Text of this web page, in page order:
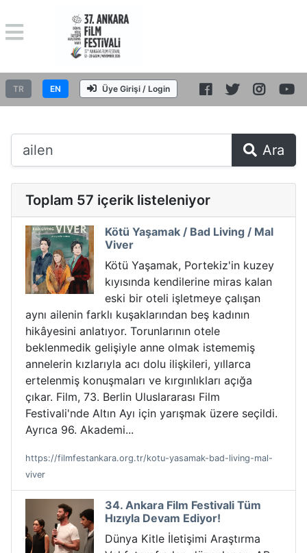
TR EN Üye Girişi / Login
Ara
Toplam 57 içerik listeleniyor
Kötü Yaşamak / Bad Living / Mal
Viver
Kötü Yaşamak, Portekiz'in kuzey
kıyısında kendilerine miras kalan
eski bir oteli işletmeye çalışan
aynı ailenin farklı kuşaklarından beş kadının
hikâyesini anlatıyor. Torunlarının otele
beklenmedik gelişiyle anne olmak istememiş
annelerin kızlarıyla acı dolu ilişkileri, yıllarca
ertelenmiş konuşmaları ve kırgınlıkları açığa
çıkar. Film, 73. Berlin Uluslararası Film
Festivali'nde Altın Ayı için yarışmak üzere seçildi.
Ayrıca 96. Akademi...
https://filmfestankara.org.tr/kotu-yasamak-bad-living-mal-
viver
34. Ankara Film Festivali Tüm
Hızıyla Devam Ediyor!
Dünya Kitle İletişimi Araştırma